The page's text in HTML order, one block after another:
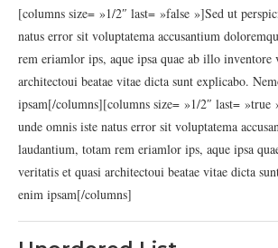
[columns size= »1/2″ last= »false »]Sed ut
natus error sit voluptatema accusantium
rem eriamlor ips, aque ipsa quae ab illo inventore
architectoui beatae vitae dicta sunt explicabo.
ipsam[/columns][columns size= »1/2″ last= »true
unde omnis iste natus error sit voluptatema
laudantium, totam rem eriamlor ips, aque ipsa
veritatis et quasi architectoui beatae vitae dicta
enim ipsam[/columns]